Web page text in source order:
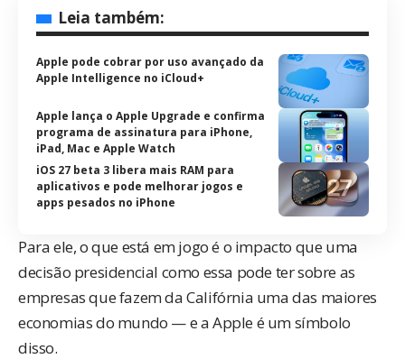
Leia também:
Apple pode cobrar por uso avançado da
Apple Intelligence no iCloud+
Apple lança o Apple Upgrade e confirma
programa de assinatura para iPhone,
iPad, Mac e Apple Watch
iOS 27 beta 3 libera mais RAM para
aplicativos e pode melhorar jogos e
apps pesados no iPhone
Para ele, o que está em jogo é o impacto que uma
decisão presidencial como essa pode ter sobre as
empresas que fazem da Califórnia uma das maiores
economias do mundo — e a Apple é um símbolo
disso.